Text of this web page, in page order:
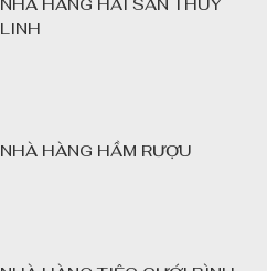
NHÀ HÀNG HẢI SẢN THÙY
LINH
NHÀ HÀNG HẦM RƯỢU